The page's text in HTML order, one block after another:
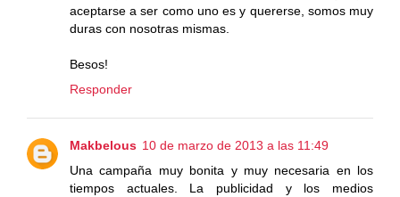
aceptarse a ser como uno es y quererse, somos muy
duras con nosotras mismas.
Besos!
Responder
Makbelous 10 de marzo de 2013 a las 11:49
Una campaña muy bonita y muy necesaria en los
tiempos actuales. La publicidad y los medios